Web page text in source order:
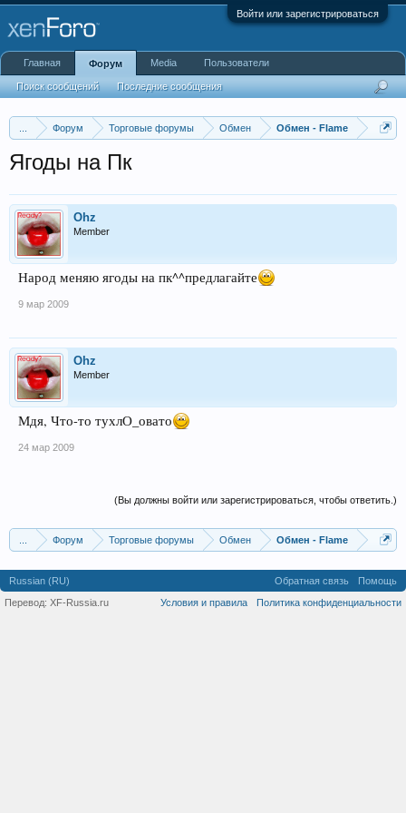
Войти или зарегистрироваться
Форум Торговые форумы Обмен Обмен - Flame
Ягоды на Пк
Ohz
Member
Народ меняю ягоды на пк^^предлагайте
9 мар 2009
Ohz
Member
Мдя, Что-то тухлО_овато
24 мар 2009
(Вы должны войти или зарегистрироваться, чтобы ответить.)
Форум Торговые форумы Обмен Обмен - Flame
Главная Форум
Поиск сообщений Последние сообщения
Media Пользователи
Russian (RU) Обратная связь
Помощь
Условия и правила
Политика конфиденциальности
Перевод: XF-Russia.ru